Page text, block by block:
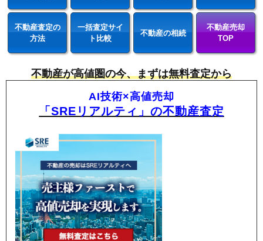
不動産査定の
方法
一括査定サイ
ト比較
不動産の相続
不動産売却
TOP
不動産が高値圏の今、まずは無料査定から
AI技術×高値売却
「SREリアルティ」の不動産査定